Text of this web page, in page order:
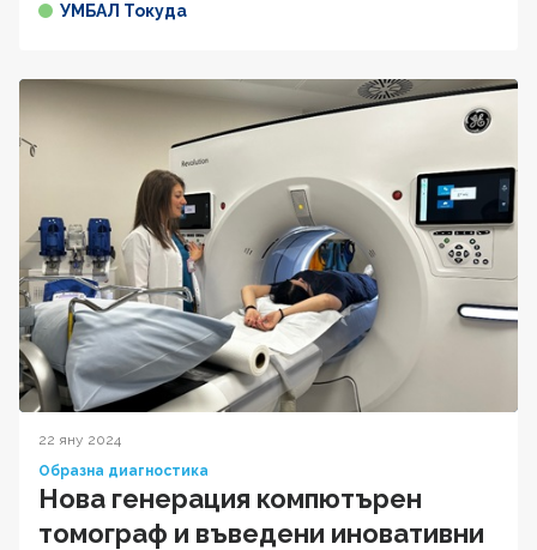
УМБАЛ Токуда
22 яну 2024
Образна диагностика
Нова генерация компютърен
томограф и въведени иновативни